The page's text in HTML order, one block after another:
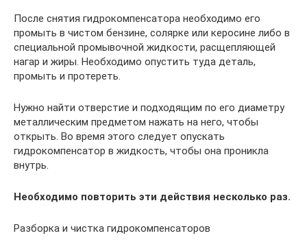
После снятия гидрокомпенсатора необходимо его
промыть в чистом бензине, солярке или керосине либо в
специальной промывочной жидкости, расщепляющей
нагар и жиры. Необходимо опустить туда деталь,
промыть и протереть.
Нужно найти отверстие и подходящим по его диаметру
металлическим предметом нажать на него, чтобы
открыть. Во время этого следует опускать
гидрокомпенсатор в жидкость, чтобы она проникла
внутрь.
Необходимо повторить эти действия несколько раз.
Разборка и чистка гидрокомпенсаторов